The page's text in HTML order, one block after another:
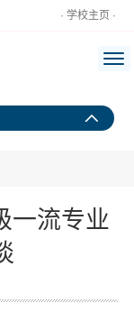
· 学校主页 ·
一流专业